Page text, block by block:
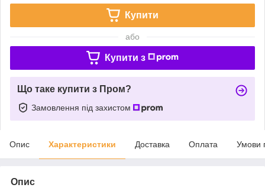
Купити
або
Купити з
Що таке купити з Пром?
Замовлення під захистом
Опис Характеристики Доставка Оплата Умови
Опис